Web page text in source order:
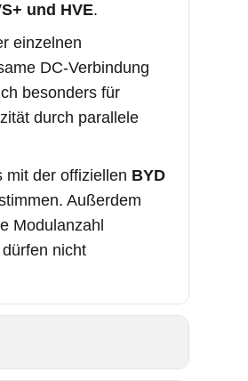
und HVE.
einzelnen
DC-Verbindung
besonders für
durch parallele
mit der offiziellen BYD
Außerdem
Modulanzahl
nicht